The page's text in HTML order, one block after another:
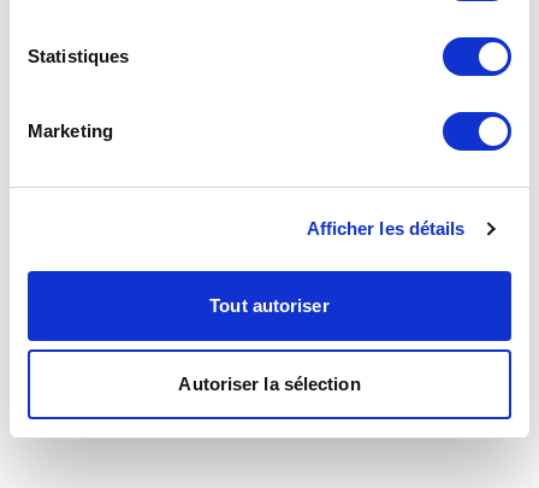
Statistiques
Marketing
Afficher les détails
Tout autoriser
Autoriser la sélection